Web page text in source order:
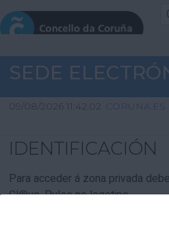
INICIO
CARTAFOL
SEDE
09/08/2026 11:42:02 CORUNA.ES
IDENTIFICACIÓN
Para acceder á zona privada
Cl@ve. Pulse no logotipo